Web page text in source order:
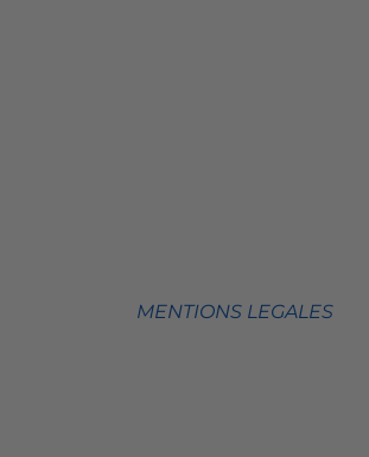
MENTIONS LEGALES